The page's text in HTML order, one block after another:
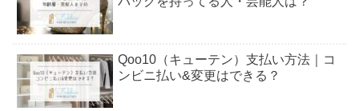
Qoo10（キューテン）支払い方法｜コ
ンビニ払い&変更はできる？